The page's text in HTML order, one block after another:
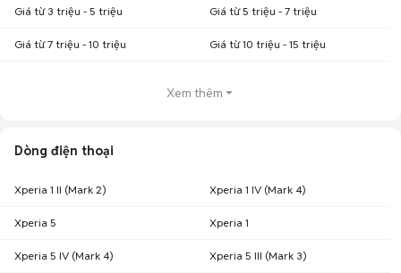
Giá từ 3 triệu - 5 triệu Giá từ 5 triệu - 7 triệu
Giá từ 7 triệu - 10 triệu Giá từ 10 triệu - 15 triệu
Xem thêm
Dòng điện thoại
Xperia 1 II (Mark 2) Xperia 1 IV (Mark 4)
Xperia 5 Xperia 1
Xperia 5 IV (Mark 4) Xperia 5 III (Mark 3)